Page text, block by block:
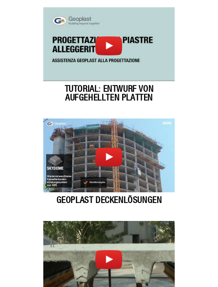
TUTORIAL: ENTWURF VON
AUFGEHELLTEN PLATTEN
GEOPLAST DECKENLÖSUNGEN